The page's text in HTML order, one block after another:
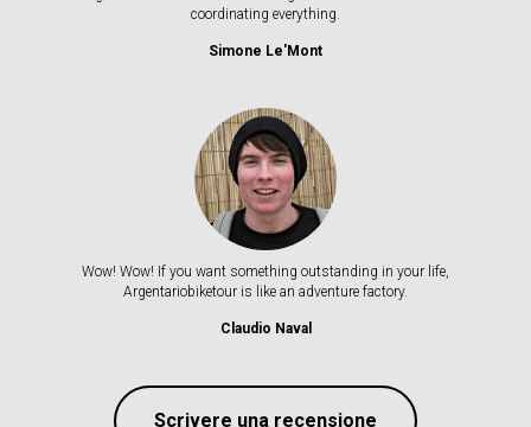
coordinating everything.
Simone Le'Mont
Wow! Wow! If you want something outstanding in your life,
Argentariobiketour is like an adventure factory.
Claudio Naval
Scrivere una recensione